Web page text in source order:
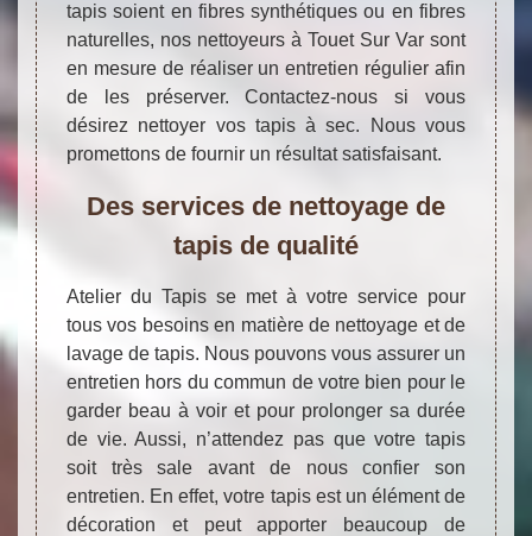
tapis soient en fibres synthétiques ou en fibres
naturelles, nos nettoyeurs à Touet Sur Var sont
en mesure de réaliser un entretien régulier afin
de les préserver. Contactez-nous si vous
désirez nettoyer vos tapis à sec. Nous vous
promettons de fournir un résultat satisfaisant.
Des services de nettoyage de
tapis de qualité
Atelier du Tapis se met à votre service pour
tous vos besoins en matière de nettoyage et de
lavage de tapis. Nous pouvons vous assurer un
entretien hors du commun de votre bien pour le
garder beau à voir et pour prolonger sa durée
de vie. Aussi, n’attendez pas que votre tapis
soit très sale avant de nous confier son
entretien. En effet, votre tapis est un élément de
décoration et peut apporter beaucoup de